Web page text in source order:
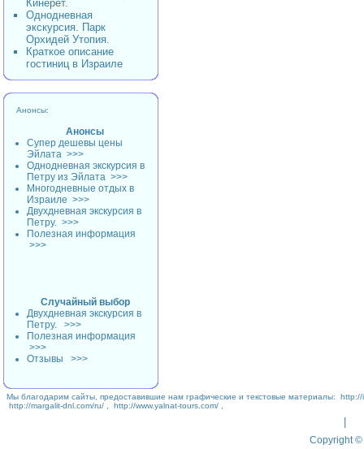
Кинерет.
Однодневная
экскурсия. Парк
Орхидей Утопия.
Краткое описание
гостиниц в Израиле
Анонсы:
Анонсы
Супер дешевы цены
Эйлата >>>
Однодневная экскурсия в
Петру из Эйлата >>>
Многодневные отдых в
Израиле >>>
Двухдневная экскурсия в
Петру. >>>
Полезная информация
>>>
Случайный выбор
Двухдневная экскурсия в
Петру.
>>>
Полезная информация
>>>
Отзывы
>>>
Мы благодарим сайты, предоставившие нам графические и текстовые материалы:
http://
http://margalit-dnl.com/ru/
http://www.yalnat-tours.com/
Copyright ©